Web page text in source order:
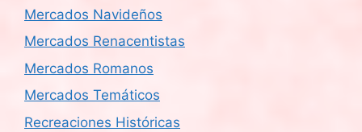
Mercados Navideños
Mercados Renacentistas
Mercados Romanos
Mercados Temáticos
Recreaciones Históricas